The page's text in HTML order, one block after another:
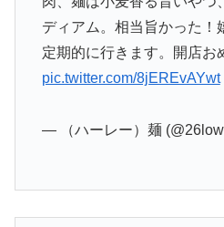
ディアム。相当旨かった！
定期的に行きます。開店お
pic.twitter.com/8jEREvAYwt
— （ハーレー）麺